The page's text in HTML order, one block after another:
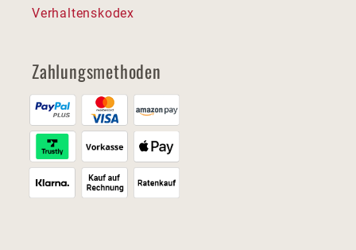
Verhaltenskodex
Zahlungsmethoden